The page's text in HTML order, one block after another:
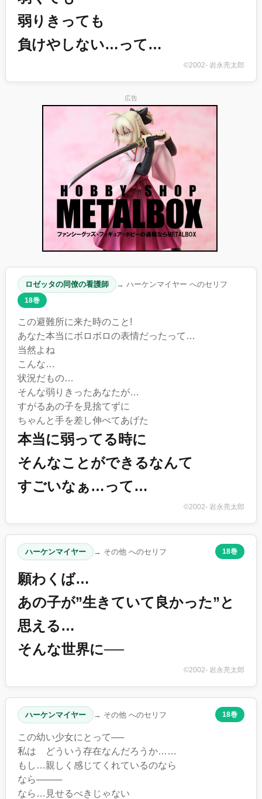
弱りきっても
負けやしない…って…
©2002- 岩永亮太郎
広告
ロゼッタの同僚の看護師 → ハーケンマイヤー へのセリフ
18巻
この避難所に来た時のこと!
あなた本当にボロボロの表情だったって…
当然よね
こんな…
状況だもの…
そんな弱りきったあなたが…
すがるあの子を見捨てずに
ちゃんと手を差し伸べてあげた
本当に弱ってる時に
そんなことができるなんて
すごいなぁ…って…
©2002- 岩永亮太郎
ハーケンマイヤー → その他 へのセリフ 18巻
願わくば…
あの子が”生きていて良かった”と
思える…
そんな世界に──
©2002- 岩永亮太郎
ハーケンマイヤー → その他 へのセリフ 18巻
この幼い少女にとって──
私は どういう存在なんだろうか……
もし…親しく感じてくれているのなら
なら────
なら…見せるべきじゃない